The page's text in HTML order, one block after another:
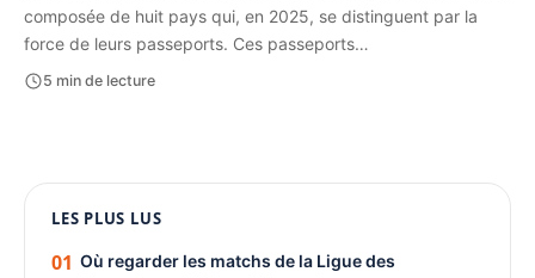
composée de huit pays qui, en 2025, se distinguent par la
force de leurs passeports. Ces passeports…
5 min de lecture
PUBLICITÉ
LES PLUS LUS
01 Où regarder les matchs de la Ligue des